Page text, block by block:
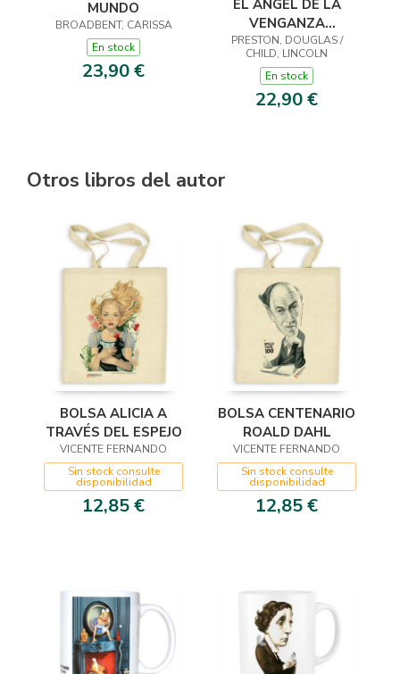
MUNDO
BROADBENT, CARISSA
En stock
23,90 €
EL ÁNGEL DE LA
VENGANZA
(INSPECTOR
PENDERGAST 22)
PRESTON, DOUGLAS /
CHILD, LINCOLN
En stock
22,90 €
Otros libros del autor
BOLSA ALICIA A
TRAVÉS DEL ESPEJO
VICENTE FERNANDO
Sin stock consulte
disponibilidad
12,85 €
BOLSA CENTENARIO
ROALD DAHL
VICENTE FERNANDO
Sin stock consulte
disponibilidad
12,85 €